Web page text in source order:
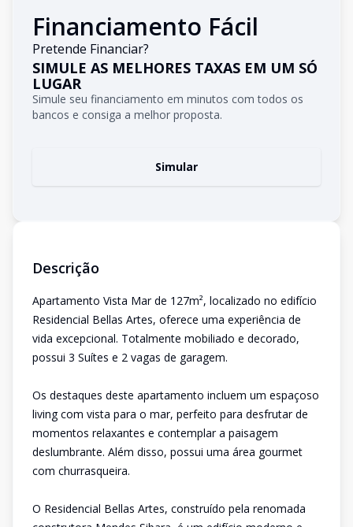
Financiamento Fácil
Pretende Financiar?
SIMULE AS MELHORES TAXAS EM UM SÓ
LUGAR
Simule seu financiamento em minutos com todos os
bancos e consiga a melhor proposta.
Simular
Descrição
Apartamento Vista Mar de 127m², localizado no edifício
Residencial Bellas Artes, oferece uma experiência de
vida excepcional. Totalmente mobiliado e decorado,
possui 3 Suítes e 2 vagas de garagem.
Os destaques deste apartamento incluem um espaçoso
living com vista para o mar, perfeito para desfrutar de
momentos relaxantes e contemplar a paisagem
deslumbrante. Além disso, possui uma área gourmet
com churrasqueira.
O Residencial Bellas Artes, construído pela renomada